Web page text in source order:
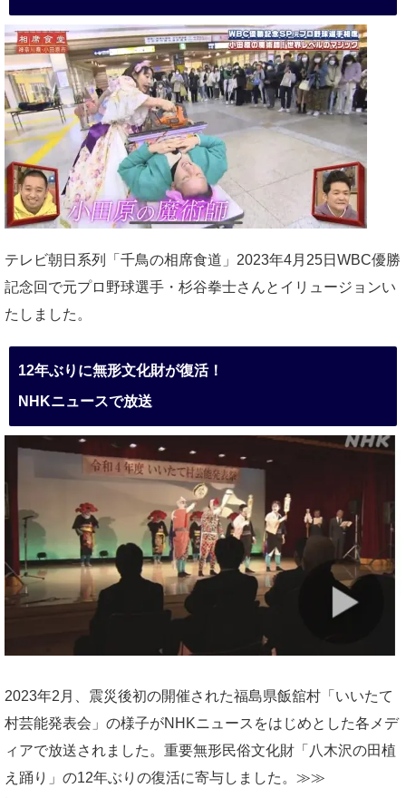
テレビ朝日系列「千鳥の相席食道」2023年4月25日WBC優勝
記念回で元プロ野球選手・杉谷拳士さんとイリュージョンい
たしました。
12年ぶりに無形文化財が復活！
NHKニュースで放送
2023年2月、震災後初の開催された福島県飯舘村「いいたて
村芸能発表会」の様子がNHKニュースをはじめとした各メデ
ィアで放送されました。重要無形民俗文化財「八木沢の田植
え踊り」の12年ぶりの復活に寄与しました。≫≫